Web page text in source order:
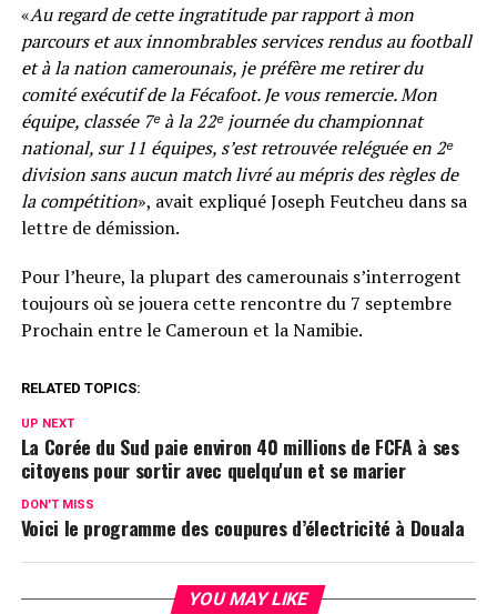
«Au regard de cette ingratitude par rapport à mon
parcours et aux innombrables services rendus au football
et à la nation camerounais, je préfère me retirer du
comité exécutif de la Fécafoot. Je vous remercie. Mon
équipe, classée 7ᵉ à la 22ᵉ journée du championnat
national, sur 11 équipes, s’est retrouvée reléguée en 2ᵉ
division sans aucun match livré au mépris des règles de
la compétition», avait expliqué Joseph Feutcheu dans sa
lettre de démission.
Pour l’heure, la plupart des camerounais s’interrogent
toujours où se jouera cette rencontre du 7 septembre
Prochain entre le Cameroun et la Namibie.
RELATED TOPICS:
UP NEXT
La Corée du Sud paie environ 40 millions de FCFA à ses
citoyens pour sortir avec quelqu'un et se marier
DON'T MISS
Voici le programme des coupures d’électricité à Douala
YOU MAY LIKE